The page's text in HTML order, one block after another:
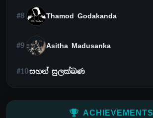
#8 Thamod Godakanda
#9 Asitha Madusanka
#10සහන් සුලක්ඛණ
ACHIEVEMENTS